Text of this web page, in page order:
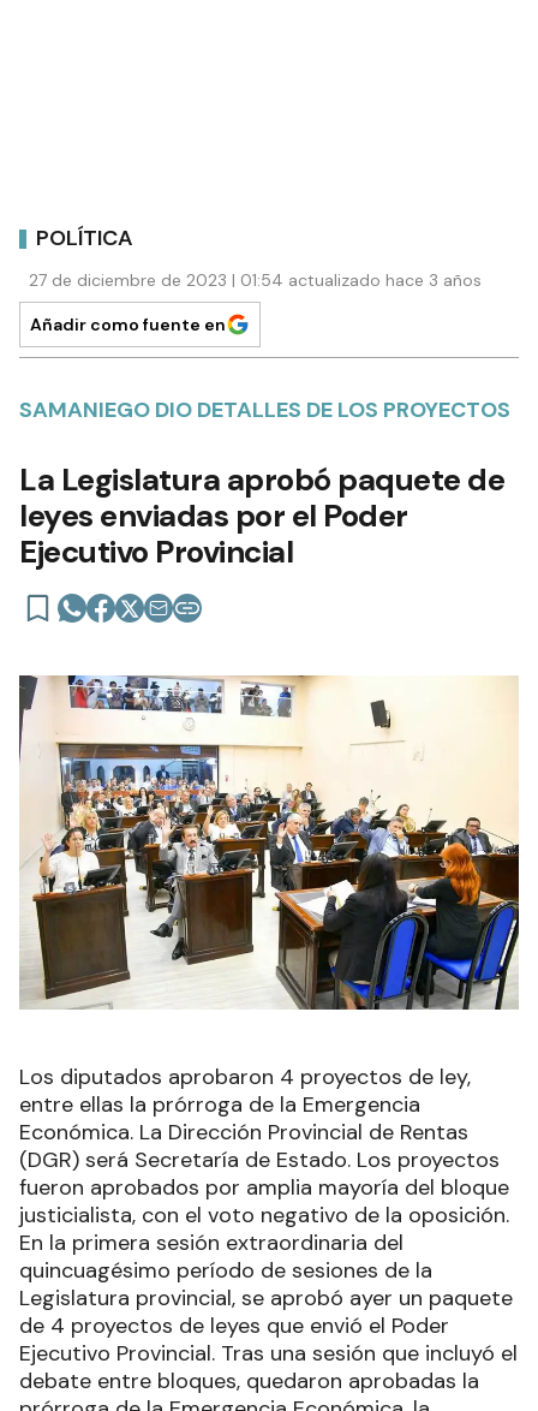
POLÍTICA
27 de diciembre de 2023 | 01:54 actualizado hace 3 años
Añadir como fuente en
SAMANIEGO DIO DETALLES DE LOS PROYECTOS
La Legislatura aprobó paquete de
leyes enviadas por el Poder
Ejecutivo Provincial
Los diputados aprobaron 4 proyectos de ley,
entre ellas la prórroga de la Emergencia
Económica. La Dirección Provincial de Rentas
(DGR) será Secretaría de Estado. Los proyectos
fueron aprobados por amplia mayoría del bloque
justicialista, con el voto negativo de la oposición.
En la primera sesión extraordinaria del
quincuagésimo período de sesiones de la
Legislatura provincial, se aprobó ayer un paquete
de 4 proyectos de leyes que envió el Poder
Ejecutivo Provincial. Tras una sesión que incluyó el
debate entre bloques, quedaron aprobadas la